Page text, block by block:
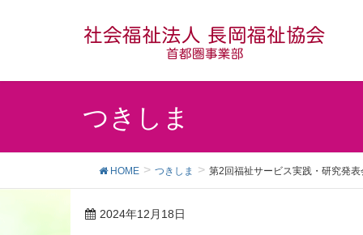
つきしま
HOME つきしま 第2回福祉サービス実践・研究発
2024年12月18日